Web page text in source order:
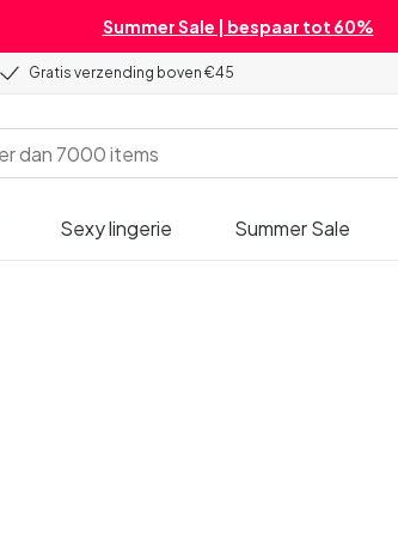
Summer Sale | bespaar tot 60%
Gratis verzending boven €45
Sexy lingerie Summer Sale